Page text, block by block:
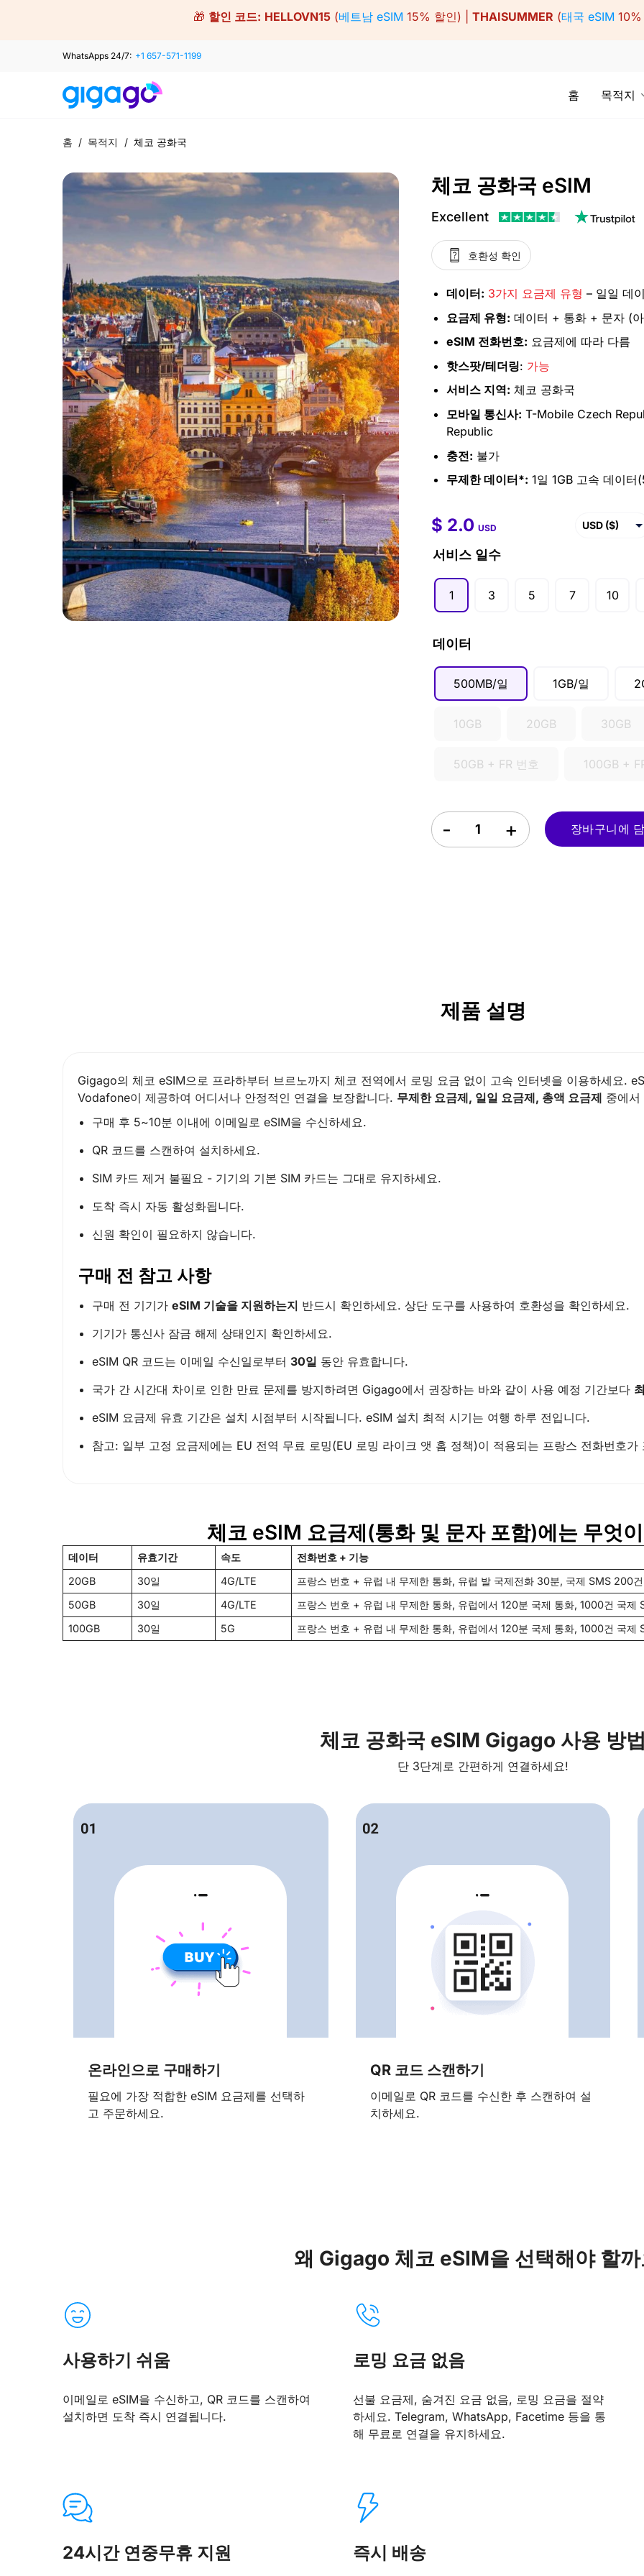
🎁 할인 코드: HELLOVN15(베트남 eSIM 15% 할인) | THAISUMMER (태국 eSIM
WhatsApps 24/7: +1 657-571-1199
홈 목적지
홈 / 목적지 / 체코 공화국
체코 공화국 eSIM
Excellent
호환성 확인
데이터: 3가지 요금제 유형 – 일일 데
요금제 유형: 데이터 + 통화 + 문자 (
eSIM 전화번호: 요금제에 따라 다름
핫스팟/테더링: 가능
서비스 지역: 체코 공화국
모바일 통신사: T-Mobile Czech
Republic
충전: 불가
무제한 데이터*: 1일 1GB 고속 데이터
$ 2.0 –$ USD ($)
AUD ($)
서비스 일수
1 3 5 7 10
데이터
500MB/일 1GB/일
10GB 20GB 30GB
50GB + FR 번호 100GB +
$ 2.0 USD
체코 공화국 eSIM quantity
장바구니에
제품 설명
Gigago의 체코 eSIM으로 프라하부터 브르노까지 체코 전역에서 로밍 요금 없이 고속 인터넷을 이용하세요.
Vodafone이 제공하여 어디서나 안정적인 연결을 보장합니다. 무제한 요금제, 일일 요금제, 총액 요금제 중에
구매 후 5~10분 이내에 이메일로 eSIM을 수신하세요.
QR 코드를 스캔하여 설치하세요.
SIM 카드 제거 불필요 - 기기의 기본 SIM 카드는 그대로 유지하세요.
도착 즉시 자동 활성화됩니다.
신원 확인이 필요하지 않습니다.
구매 전 참고 사항
구매 전 기기가 eSIM 기술을 지원하는지 반드시 확인하세요. 상단 도구를 사용하여 호환성을 확인하세요.
기기가 통신사 잠금 해제 상태인지 확인하세요.
eSIM QR 코드는 이메일 수신일로부터 30일 동안 유효합니다.
국가 간 시간대 차이로 인한 만료 문제를 방지하려면 Gigago에서 권장하는 바와 같이 사용 예정 기간보다
eSIM 요금제 유효 기간은 설치 시점부터 시작됩니다. eSIM 설치 최적 시기는 여행 하루 전입니다.
참고: 일부 고정 요금제에는 EU 전역 무료 로밍(EU 로밍 라이크 앳 홈 정책)이 적용되는 프랑스 전화번호가
체코 eSIM 요금제(통화 및 문자 포함)에는 무엇
데이터 유효기간 속도
전화번호 + 기능
20GB
30일 4G/LTE
프랑스 번호 + 유럽 내 무제한 통화, 유럽 발 국제전화 30분, 국제 SMS 200
50GB
30일 4G/LTE
프랑스 번호 + 유럽 내 무제한 통화, 유럽에서 120분 국제 통화, 1000건 국제
100GB
30일 5G 프랑스 번호 + 유럽 내 무제한 통화, 유럽에서 120분 국제 통화, 1000건 국제
체코 공화국 eSIM Gigago 사용 방법
단 3단계로 간편하게 연결하세요!
온라인으로 구매하기
필요에 가장 적합한 eSIM 요금제를 선택하
고 주문하세요.
QR 코드 스캔하기
이메일로 QR 코드를 수신한 후 스캔하여 설
치하세요.
왜 Gigago 체코 eSIM을 선택해야 할
사용하기 쉬움
이메일로 eSIM을 수신하고, QR 코드를 스캔하여
설치하면 도착 즉시 연결됩니다.
로밍 요금 없음
선불 요금제, 숨겨진 요금 없음, 로밍 요금을 절약
하세요. Telegram, WhatsApp, Facetime 등을 통
해 무료로 연결을 유지하세요.
24시간 연중무휴 지원 즉시 배송